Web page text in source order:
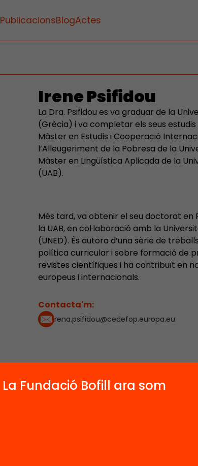
PublicacionsBlogActes
Irene Psifidou
La Dra. Psifidou es va graduar de la
(Grècia) i va completar els seus
Màster en Estudis i Cooperació
l’Alleugeriment de la Pobresa de la
Màster en Lingüística Aplicada de la
(UAB).
Més tard, va obtenir el seu doctorat en
la UAB, en col·laboració amb la
(UNED). És autora d’una sèrie de
política curricular i sobre formació de
revistes científiques i ha contribuït en
europeus i internacionals.
Contacta'm:
rena.psifidou@cedefop.europa.eu
4 2 1
La Fundació Bofill ara som